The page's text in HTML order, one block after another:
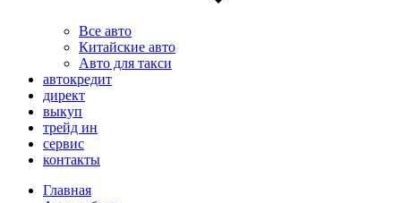
Все авто
Китайские авто
Авто для такси
автокредит
директ
выкуп
трейд ин
сервис
контакты
Главная